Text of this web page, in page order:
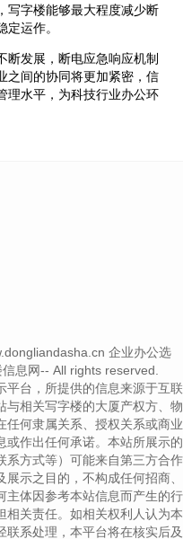
写字楼能够最大程度减少断
运作。
断发展，断电应急响应机制
之间的协同将更加紧密，信
理水平，为科技行业办公环
企业办公选
息网-- All rights reserved.
平台，所提供的信息来源于互联
与相关写字楼的大厦产权方、物
任何隶属关系、授权关系或商业
或作出任何承诺。本站所展示的
系方式等）可能来自第三方合作
示之目的，不构成任何招商、
主体因参考本站信息而产生的行
相关责任。如相关权利人认为本
系处理，本平台将在核实后及